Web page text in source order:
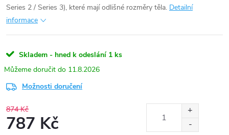
Series 2 / Series 3), které mají odlišné rozměry těla. Detailní
informace
Skladem - hned k odeslání 1 ks
11.8.2026
Možnosti doručení
874 Kč
787 Kč